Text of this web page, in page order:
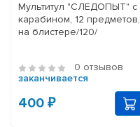
Мультитул "СЛЕДОПЫТ" с
карабином, 12 предметов,
на блистере/120/
0 отзывов
заканчивается
400 ₽